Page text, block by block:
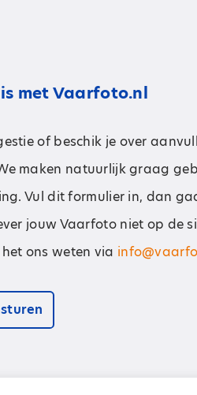
met Vaarfoto.nl
of beschik je over
maken natuurlijk graag
Vul dit formulier in, dan
jouw Vaarfoto niet op de
ons weten via